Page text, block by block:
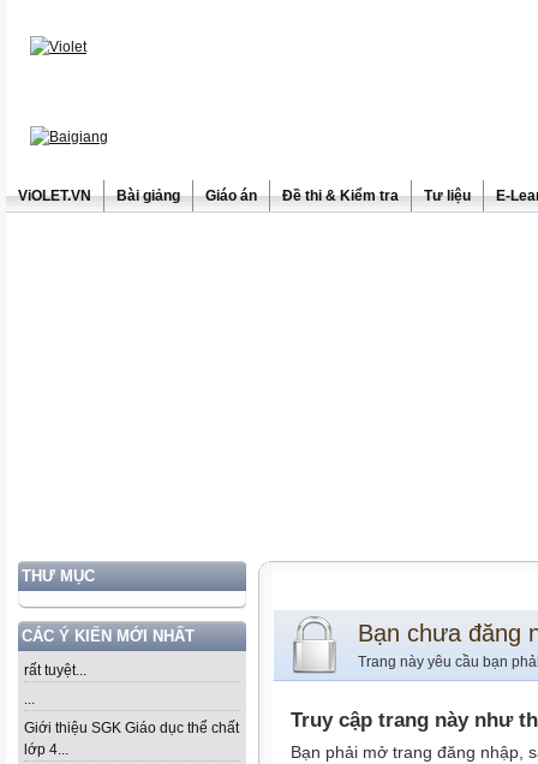
ViOLET.VN Bài giảng Giáo án Đề thi & Kiểm tra Tư liệu E-
THƯ MỤC
CÁC Ý KIẾN MỚI NHẤT
rất tuyệt...
...
Giới thiệu SGK Giáo dục thể chất
lớp 4...
Bạn chưa đăng
Trang này yêu cầu bạn
Truy cập trang này như
Bạn phải mở trang đăng nhập,